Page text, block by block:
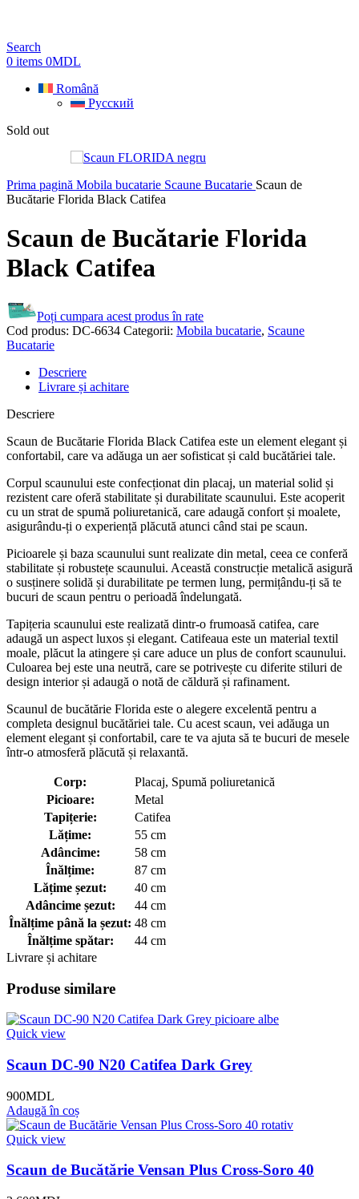
Search
0 items 0MDL
Română
Русский
Sold out
Prima pagină Mobila bucatarie Scaune Bucatarie Scaun de
Bucătarie Florida Black Catifea
Scaun de Bucătarie Florida
Black Catifea
Poți cumpara acest produs în rate
Cod produs: DC-6634 Categorii: Mobila bucatarie, Scaune
Bucatarie
Descriere
Livrare și achitare
Descriere
Scaun de Bucătarie Florida Black Catifea este un element elegant și
confortabil, care va adăuga un aer sofisticat și cald bucătăriei tale.
Corpul scaunului este confecționat din placaj, un material solid și
rezistent care oferă stabilitate și durabilitate scaunului. Este acoperit
cu un strat de spumă poliuretanică, care adaugă confort și moalete,
asigurându-ți o experiență plăcută atunci când stai pe scaun.
Picioarele și baza scaunului sunt realizate din metal, ceea ce conferă
stabilitate și robustețe scaunului. Această construcție metalică asigură
o susținere solidă și durabilitate pe termen lung, permițându-ți să te
bucuri de scaun pentru o perioadă îndelungată.
Tapițeria scaunului este realizată dintr-o frumoasă catifea, care
adaugă un aspect luxos și elegant. Catifeaua este un material textil
moale, plăcut la atingere și care aduce un plus de confort scaunului.
Culoarea bej este una neutră, care se potrivește cu diferite stiluri de
design interior și adaugă o notă de căldură și rafinament.
Scaunul de bucătărie Florida este o alegere excelentă pentru a
completa designul bucătăriei tale. Cu acest scaun, vei adăuga un
element elegant și confortabil, care te va ajuta să te bucuri de mesele
într-o atmosferă plăcută și relaxantă.
Corp:
Placaj, Spumă poliuretanică
Picioare:
Metal
Tapițerie:
Catifea
Lățime:
55 cm
Adâncime:
58 cm
Înălțime:
87 cm
Lățime șezut:
40 cm
Adâncime șezut:
44 cm
Înălțime până la șezut: 48 cm
Înălțime spătar:
44 cm
Livrare și achitare
Produse similare
Quick view
Scaun DC-90 N20 Catifea Dark Grey
900MDL
Adaugă în coș
Quick view
Scaun de Bucătărie Vensan Plus Cross-Soro 40